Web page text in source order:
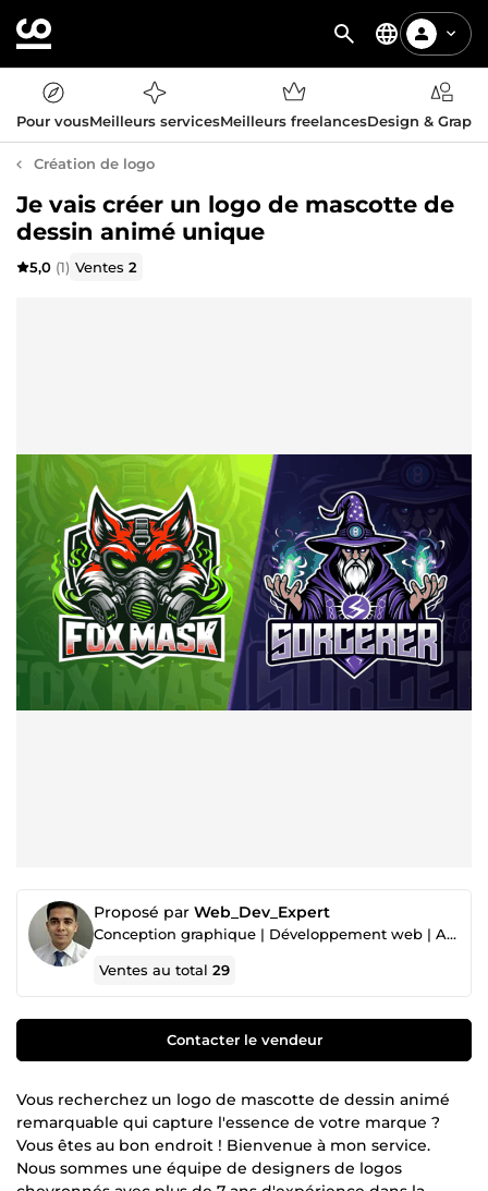
Pour vousMeilleurs servicesMeilleurs freelancesDesign &
Création de logo
Je vais créer un logo de mascotte de
dessin animé unique
5,0 (1) Ventes2
Proposé par Web_Dev_Expert
Conception graphique | Développement web | Analyse de données
Ventes au total29
Contacter le vendeur
Vous recherchez un logo de mascotte de dessin animé
remarquable qui capture l'essence de votre marque ?
Vous êtes au bon endroit ! Bienvenue à mon service.
Nous sommes une équipe de designers de logos